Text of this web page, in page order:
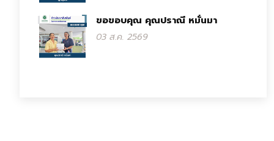
ขอขอบคุณ คุณปราณี หมั่นมา
03 ส.ค. 2569